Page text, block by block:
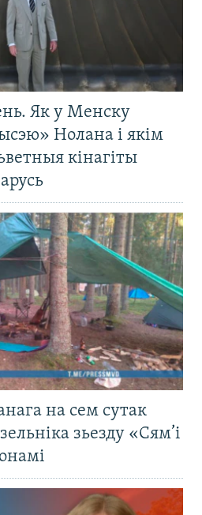
Як у Менску
Нолана і якім
кінагіты
на сем сутак
зьезду «Сям’і